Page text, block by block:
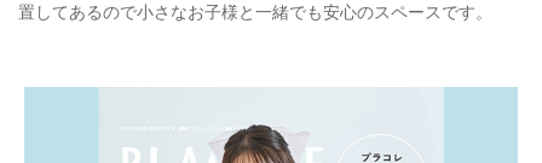
置してあるので小さなお子様と一緒でも安心のスペースです。